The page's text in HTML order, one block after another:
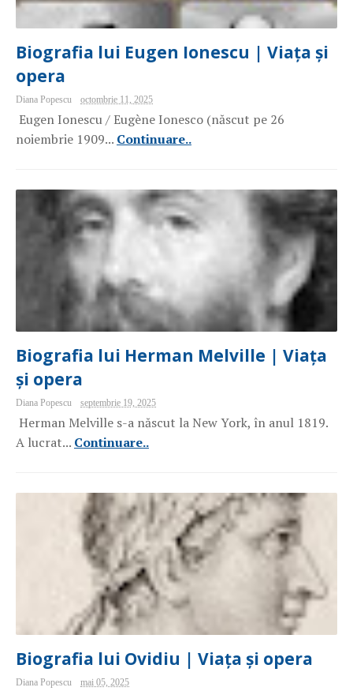
Biografia lui Eugen Ionescu | Viața și
opera
Diana Popescu octombrie 11, 2025
Eugen Ionescu / Eugène Ionesco (născut pe 26
noiembrie 1909... Continuare..
Biografia lui Herman Melville | Viața
și opera
Diana Popescu septembrie 19, 2025
Herman Melville s-a născut la New York, în anul 1819.
A lucrat... Continuare..
Biografia lui Ovidiu | Viața și opera
Diana Popescu mai 05, 2025